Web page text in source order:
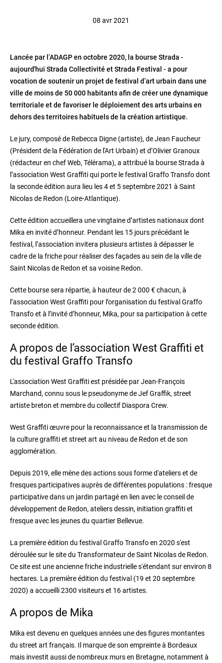
08 avr 2021
Lancée par l’ADAGP en octobre 2020, la bourse Strada -
aujourd'hui Strada Collectivité et Strada Festival - a pour
vocation de soutenir un projet de festival d’art urbain dans une
ville de moins de 50 000 habitants afin de créer une dynamique
territoriale et de favoriser le déploiement des arts urbains en
dehors des territoires habituels de la création artistique.
Le jury, composé de Rebecca Digne (artiste), de Jean Faucheur
(Président de la Fédération de l'Art Urbain) et d’Olivier Granoux
(rédacteur en chef Web, Télérama), a attribué la bourse Strada à
l’association West Graffiti qui porte le festival Graffo Transfo dont
la seconde édition aura lieu les 4 et 5 septembre 2021 à Saint
Nicolas de Redon (Loire-Atlantique).
Cette édition accueillera une vingtaine d’artistes nationaux dont
Mika en invité d’honneur. Pendant les 15 jours précédant le
festival, l’association invitera plusieurs artistes à dépasser le
cadre de la friche pour réaliser des façades au sein de la ville de
Saint Nicolas de Redon et sa voisine Redon.
Cette bourse sera répartie, à hauteur de 2 000 € chacun, à
l’association West Graffiti pour l’organisation du festival Graffo
Transfo et à l’invité d’honneur, Mika, pour sa participation à cette
seconde édition.
A propos de l’association West Graffiti et
du festival Graffo Transfo
L'association West Graffiti est présidée par Jean-François
Marchand, connu sous le pseudonyme de Jef Graffik, street
artiste breton et membre du collectif Diaspora Crew.
West Graffiti œuvre pour la reconnaissance et la transmission de
la culture graffiti et street art au niveau de Redon et de son
agglomération.
Depuis 2019, elle mène des actions sous forme d'ateliers et de
fresques participatives auprès de différentes populations : fresque
participative dans un jardin partagé en lien avec le conseil de
développement de Redon, ateliers dessin, initiation graffiti et
fresque avec les jeunes du quartier Bellevue.
La première édition du festival Graffo Transfo en 2020 s'est
déroulée sur le site du Transformateur de Saint Nicolas de Redon.
Ce site est une ancienne friche industrielle s'étendant sur environ 8
hectares. La première édition du festival (19 et 20 septembre
2020) a accueilli 2300 visiteurs et 16 artistes.
A propos de Mika
Mika est devenu en quelques années une des figures montantes
du street art français. Il marque de son empreinte à Bordeaux
mais investit aussi de nombreux murs en Bretagne, notamment à